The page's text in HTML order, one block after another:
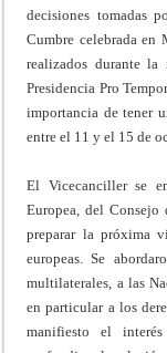
decisiones tomadas
Cumbre celebrada en
realizados durante
Presidencia Pro
importancia de tener
entre el 11 y el 15 de
El Vicecanciller se
Europea, del Consejo
preparar la próxima
europeas. Se
multilaterales, a las
en particular a los
manifiesto el